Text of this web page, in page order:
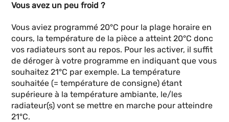
Vous avez un peu froid ?
Vous aviez programmé 20°C pour la plage horaire en
cours, la température de la pièce a atteint 20°C donc
vos radiateurs sont au repos. Pour les activer, il suffit
de déroger à votre programme en indiquant que vous
souhaitez 21°C par exemple. La température
souhaitée (= température de consigne) étant
supérieure à la température ambiante, le/les
radiateur(s) vont se mettre en marche pour atteindre
21°C.